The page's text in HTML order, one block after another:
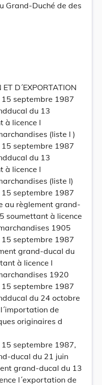
Grand-Duché de des
D´EXPORTATION
septembre 1987
du 13
à licence l
(liste I )
septembre 1987
du 13
à licence l
(liste I)
septembre 1987
au règlement grand-
soumettant à licence
1905
septembre 1987
grand-ducal du
à licence l
1920
septembre 1987
du 24 octobre
de
originaires d
septembre 1987,
ducal du 21 juin
grand-ducal du 13
l´exportation de